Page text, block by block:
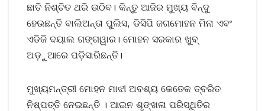
ଛାତି ନିଶ୍ଚିତ ଥରି ଉଠିବ। କିନ୍ତୁ ଆଜିର ମୁଖ୍ୟ ବିନ୍ଦୁ
ହେଉଛନ୍ତି ବାଲିଅନ୍ତା ପୁଲିସ, ଡିସିପି ଜଗମୋହନ ମିନା ଏବଂ
ଏଡିଜି ଦୟାଲ ଗଙ୍ଗୱାର। ମୋହନ ସରକାର ଖୁବ୍
ଅଡ଼ୁଆରେ ପଡ଼ିସାରିଛନ୍ତି।
ମୁଖ୍ୟମନ୍ତ୍ରୀ ମୋହ‌ନ ମାଝୀ ଅବଶ୍ୟ କେତେକ ତ୍ବରିତ
ନିଷ୍ପତ୍ତି ନେଇଛନ୍ତି । ଆଇନ ଶୃଙ୍ଖଳା ପରିସ୍ଥିତିର